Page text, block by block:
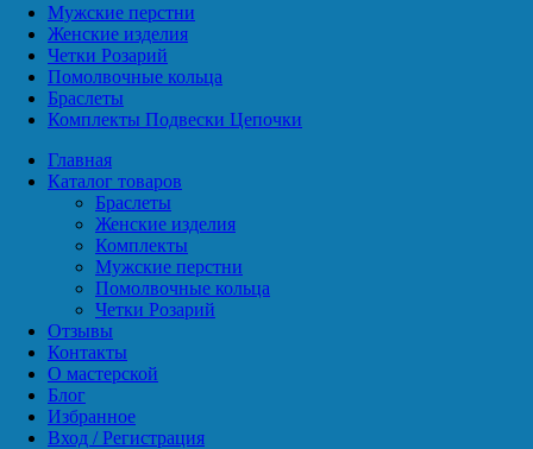
Мужские перстни
Женские изделия
Четки Розарий
Помолвочные кольца
Браслеты
Комплекты Подвески Цепочки
Главная
Каталог товаров
Браслеты
Женские изделия
Комплекты
Мужские перстни
Помолвочные кольца
Четки Розарий
Отзывы
Контакты
О мастерской
Блог
Избранное
Вход / Регистрация